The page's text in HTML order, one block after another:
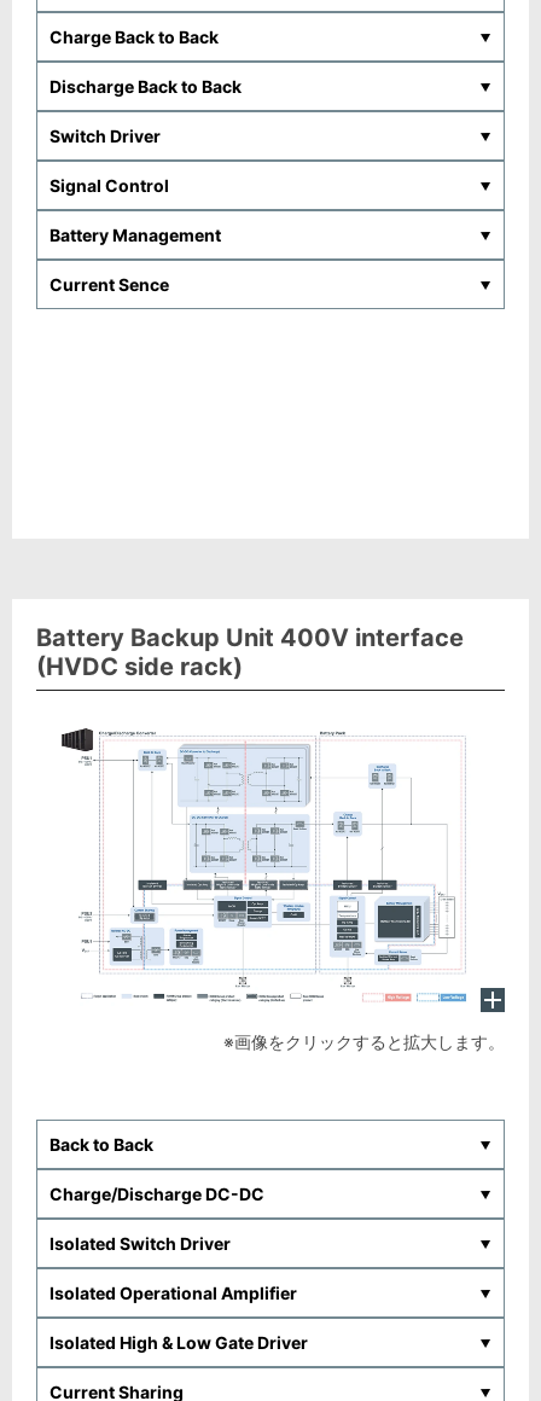
Charge Back to Back
Discharge Back to Back
Switch Driver
Signal Control
Battery Management
Current Sence
Battery Backup Unit 400V interface
(HVDC side rack)
※画像をクリックすると拡大します。
Back to Back
Charge/Discharge DC-DC
Isolated Switch Driver
Isolated Operational Amplifier
Isolated High & Low Gate Driver
Current Sharing